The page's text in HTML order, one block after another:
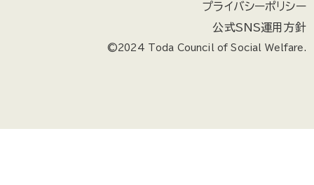
プライバシーポリシー
公式SNS運用方針
©2024 Toda Council of Social Welfare.